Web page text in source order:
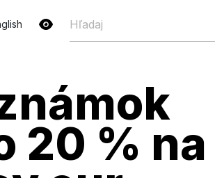
20 % na